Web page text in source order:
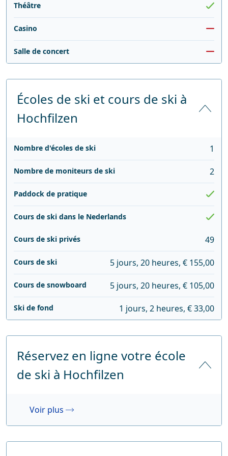
Théâtre
Casino
Salle de concert
Écoles de ski et cours de ski à
Hochfilzen
Nombre d'écoles de ski 1
Nombre de moniteurs de ski 2
Paddock de pratique
Cours de ski dans le Nederlands
Cours de ski privés 49
Cours de ski 5 jours, 20 heures, € 155,00
Cours de snowboard 5 jours, 20 heures, € 105,00
Ski de fond 1 jours, 2 heures, € 33,00
Réservez en ligne votre école
de ski à Hochfilzen
Voir plus